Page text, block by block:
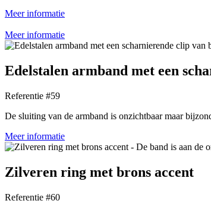
Meer informatie
Meer informatie
Edelstalen armband met een
Referentie #59
De sluiting van de armband is onzichtbaar maar
Meer informatie
Zilveren ring met brons accent
Referentie #60